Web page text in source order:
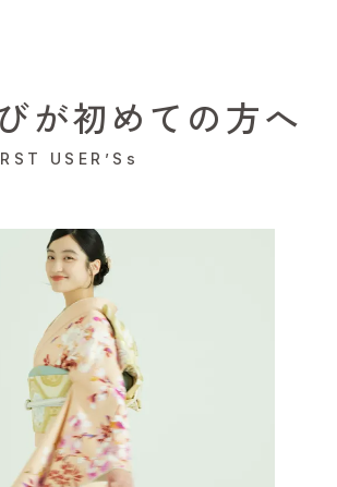
が初めての方へ
USER’Ss